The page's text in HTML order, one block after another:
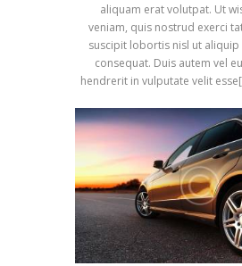
aliquam erat volutpat. Ut
veniam, quis nostrud exerci
suscipit lobortis nisl ut
consequat. Duis autem vel
hendrerit in vulputate velit